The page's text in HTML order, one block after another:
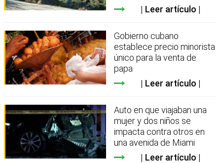
Leer artículo
Gobierno cubano
establece precio minorista
único para la venta de
papa
Leer artículo
Auto en que viajaban una
mujer y dos niños se
impacta contra otros en
una avenida de Miami
Leer artículo